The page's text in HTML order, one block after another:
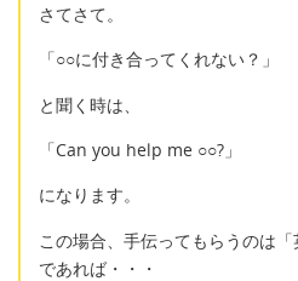
さてさて。
「○○に付き合ってくれない？」
と聞く時は、
「Can you help me ○○?」
になります。
この場合、手伝ってもらうのは「
であれば・・・